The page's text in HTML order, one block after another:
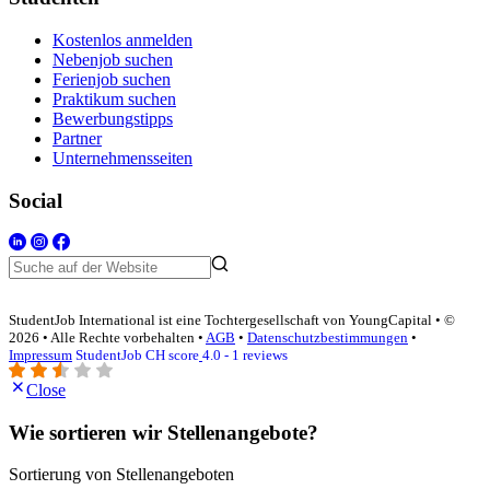
Kostenlos anmelden
Nebenjob suchen
Ferienjob suchen
Praktikum suchen
Bewerbungstipps
Partner
Unternehmensseiten
Social
StudentJob International ist eine Tochtergesellschaft von YoungCapital • ©
2026 • Alle Rechte vorbehalten • AGB • Datenschutzbestimmungen •
Impressum StudentJob CH score 4.0 - 1 reviews
Close
Wie sortieren wir Stellenangebote?
Sortierung von Stellenangeboten